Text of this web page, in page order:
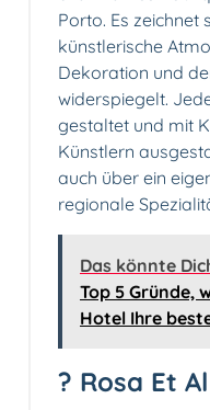
Porto. Es zeichnet
künstlerische
Dekoration und
widerspiegelt.
gestaltet und mit
Künstlern
auch über ein
regionale
Das könnte
Top 5 Gründe,
Hotel Ihre
? Rosa Et